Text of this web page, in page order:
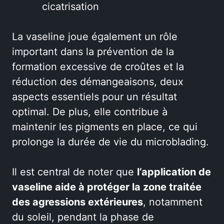
cicatrisation
La vaseline joue également un rôle
important dans la prévention de la
formation excessive de croûtes et la
réduction des démangeaisons, deux
aspects essentiels pour un résultat
optimal. De plus, elle contribue à
maintenir les pigments en place, ce qui
prolonge la durée de vie du microblading.
Il est central de noter que l’application de
vaseline aide à protéger la zone traitée
des agressions extérieures, notamment
du soleil, pendant la phase de